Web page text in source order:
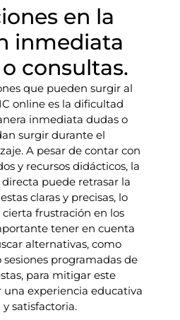
en la
inmediata
consultas.
que pueden surgir al
online es la dificultad
inmediata dudas o
surgir durante el
A pesar de contar con
y recursos didácticos, la
puede retrasar la
claras y precisas, lo
frustración en los
tener en cuenta
alternativas, como
sesiones programadas de
para mitigar este
una experiencia educativa
satisfactoria.